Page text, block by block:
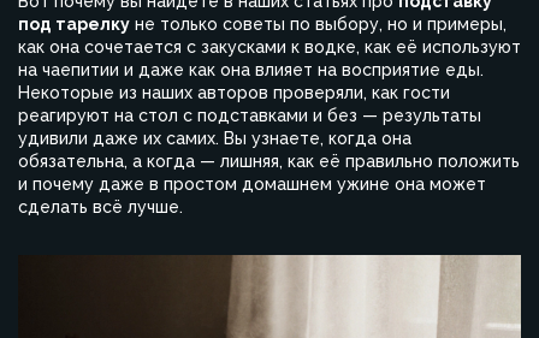
под тарелку не только советы по выбору, но и примеры,
как она сочетается с закусками к водке, как её используют
на чаепитии и даже как она влияет на восприятие еды.
Некоторые из наших авторов проверяли, как гости
реагируют на стол с подставками и без — результаты
удивили даже их самих. Вы узнаете, когда она
обязательна, а когда — лишняя, как её правильно положить
и почему даже в простом домашнем ужине она может
сделать всё лучше.